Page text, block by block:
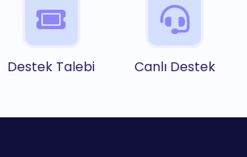
Destek Talebi Canlı Destek